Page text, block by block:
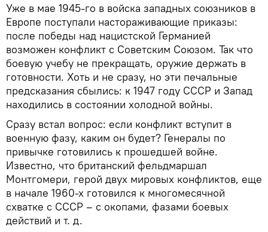
Уже в мае 1945-го в войска западных союзников в
Европе поступали настораживающие приказы:
после победы над нацистской Германией
возможен конфликт с Советским Союзом. Так что
боевую учебу не прекращать, оружие держать в
готовности. Хоть и не сразу, но эти печальные
предсказания сбылись: к 1947 году СССР и Запад
находились в состоянии холодной войны.
Сразу встал вопрос: если конфликт вступит в
военную фазу, каким он будет? Генералы по
привычке готовились к прошедшей войне.
Известно, что британский фельдмаршал
Монтгомери, герой двух мировых конфликтов, еще
в начале 1960-х готовился к многомесячной
схватке с СССР – с окопами, фазами боевых
действий и т. д.